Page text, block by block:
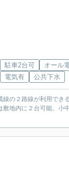
駐車2台可 オール
電気有
公共下水
の２路線が利用でき
地内に２台可能。小